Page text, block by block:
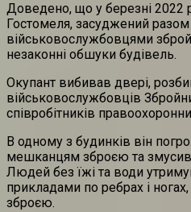
Доведено, що у березні 2022
Гостомеля, засуджений
військовослужбовцями
незаконні обшуки будівель.
Окупант вибивав двері,
військовослужбовців
співробітників
В одному з будинків він
мешканцям зброєю та змусив
Людей без їжі та води
прикладами по ребрах і
зброєю.